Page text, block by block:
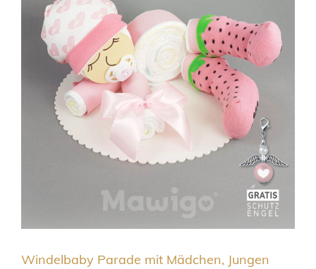
Windelbaby Parade mit Mädchen, Jungen